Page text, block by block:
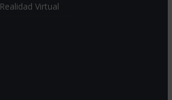
Realidad Virtual